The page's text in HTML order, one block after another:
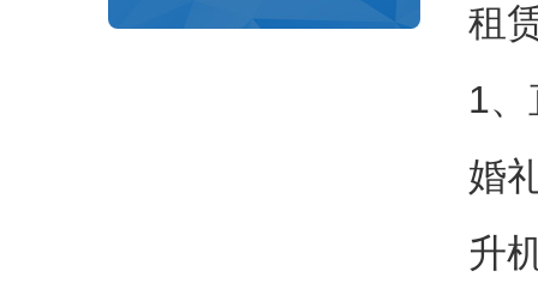
租
1
婚
升